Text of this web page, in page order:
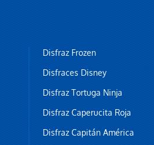
Disfraz Frozen
Disfraces Disney
Disfraz Tortuga Ninja
Disfraz Caperucita Roja
Disfraz Capitán América